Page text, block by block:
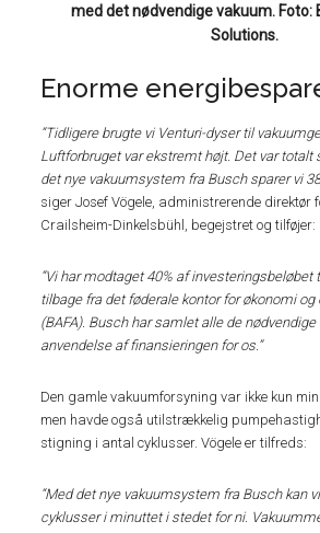
med det nødvendige vakuum. Foto:
Solutions.
Enorme
“Tidligere brugte vi Venturi-dyser til
Luftforbruget var ekstremt højt. Det var totalt
det nye vakuumsystem fra Busch sparer vi
siger Josef Vögele, administrerende direktør
Crailsheim-Dinkelsbühl, begejstret og tilføjer:
“Vi har modtaget 40% af
tilbage fra det føderale kontor for økonomi og
(BAFA). Busch har samlet alle de
anvendelse af finansieringen for os.”
Den gamle vakuumforsyning var ikke kun
men havde også utilstrækkelig
stigning i antal cyklusser. Vögele er tilfreds:
“Med det nye vakuumsystem fra Busch kan
cyklusser i minuttet i stedet for ni.